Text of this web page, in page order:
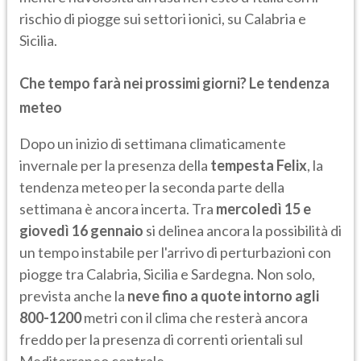
rischio di piogge sui settori ionici, su Calabria e
Sicilia.
Che tempo farà nei prossimi giorni? Le tendenza
meteo
Dopo un inizio di settimana climaticamente
invernale per la presenza della tempesta Felix, la
tendenza meteo per la seconda parte della
settimana è ancora incerta. Tra mercoledì 15 e
giovedì 16 gennaio si delinea ancora la possibilità di
un tempo instabile per l'arrivo di perturbazioni con
piogge tra Calabria, Sicilia e Sardegna. Non solo,
prevista anche la neve fino a quote intorno agli
800-1200metri con il clima che resterà ancora
freddo per la presenza di correnti orientali sul